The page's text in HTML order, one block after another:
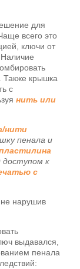
для
всего это
ключи от
Также крышка
с
нить или
нити
пенала и
доступом к
с
нарушив
выдавался,
пенала